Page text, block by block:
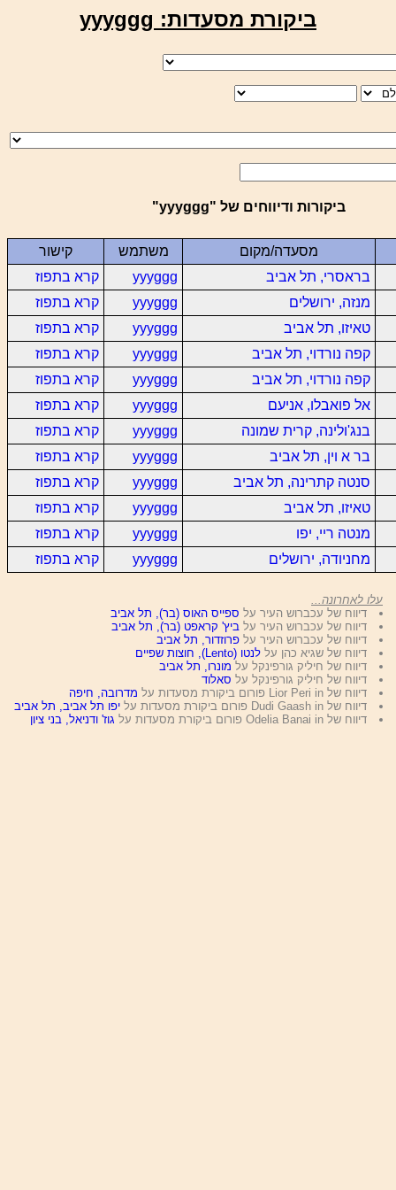
ביקורת מסעדות: yyyggg
ביקורות ודיווחים של "yyyggg"
מסעדה/מקום משתמש
קישור
בראסרי, תל אביב
yyyggg
קרא בתפוז
מנזה, ירושלים
yyyggg
קרא בתפוז
טאיזו, תל אביב
yyyggg
קרא בתפוז
קפה נורדוי, תל אביב
yyyggg
קרא בתפוז
קפה נורדוי, תל אביב
yyyggg
קרא בתפוז
אל פואבלו, אניעם
yyyggg
קרא בתפוז
בנג'ולינה, קרית שמונה
yyyggg
קרא בתפוז
בר א וין, תל אביב
yyyggg
קרא בתפוז
סנטה קתרינה, תל אביב
yyyggg
קרא בתפוז
טאיזו, תל אביב
yyyggg
קרא בתפוז
מנטה ריי, יפו
yyyggg
קרא בתפוז
מחניודה, ירושלים
yyyggg קרא בתפוז
עלו לאחרונה...
דיווח של עכברוש העיר על ספייס האוס (בר), תל אביב
דיווח של עכברוש העיר על ביץ' קראפט (בר), תל אביב
דיווח של עכברוש העיר עלפרוזדור, תל אביב
דיווח של שגיא כהן עללנטו (Lento), חוצות שפיים
דיווח של חיליק גורפינקל על מונרו, תל אביב
דיווח של חיליק גורפינקל על סאלוד
דיווח של Lior Peri in פורום ביקורת מסעדות על
מדרובה, חיפה
דיווח של Dudi Gaash in פורום ביקורת מסעדות על
יפו תל אביב, תל אביב
דיווח של Odelia Banai in פורום ביקורת מסעדות על
גוז' ודניאל, בני ציון